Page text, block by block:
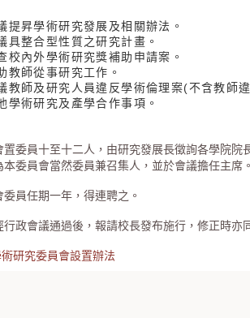
提昇學術研究發展及相關辦法。
具整合型性質之研究計畫。
校內外學術研究獎補助申請案。
教師從事研究工作。
教師及研究人員違反學術倫理案(不含教師
學術研究及產學合作事項。
置委員十至十二人，由研究發展長徵詢各學院
本委員會當然委員兼召集人，並於會議擔任主席。
委員任期一年，得連聘之。
行政會議通過後，報請校長發布施行，修正時亦
研究委員會設置辦法